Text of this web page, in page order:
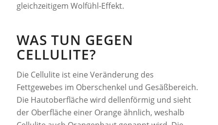
gleichzeitigem Wolfühl-Effekt.
WAS TUN GEGEN
CELLULITE?
Die Cellulite ist eine Veränderung des
Fettgewebes im Oberschenkel und Gesäßbereich.
Die Hautoberfläche wird dellenförmig und sieht
der Oberfläche einer Orange ähnlich, weshalb